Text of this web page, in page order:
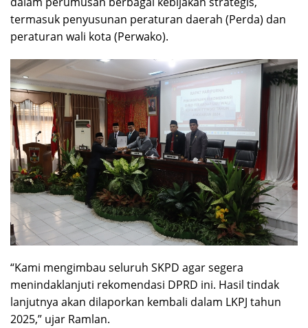
termasuk penyusunan peraturan daerah (Perda) dan
peraturan wali kota (Perwako).
“Kami mengimbau seluruh SKPD agar segera
menindaklanjuti rekomendasi DPRD ini. Hasil tindak
lanjutnya akan dilaporkan kembali dalam LKPJ tahun
2025,” ujar Ramlan.